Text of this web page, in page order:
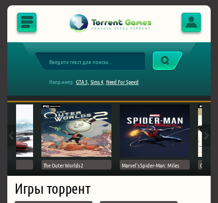
Например: GTA 5, Sims 4, Need For Speed
The Outer Worlds 2 Marvel's Spider-Man: Miles Ghost
Игры торрент